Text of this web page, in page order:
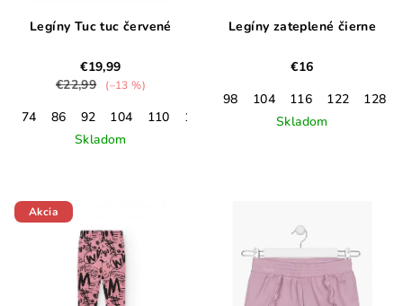
Legíny Tuc tuc červené
€19,99
€22,99
(–13 %)
74 86 92 104 110 122
Skladom
Legíny zateplené čierne
€16
98
104 116 122 128
Skladom
Akcia